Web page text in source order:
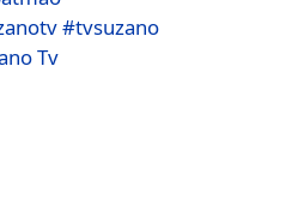
#tvsuzano
Tv